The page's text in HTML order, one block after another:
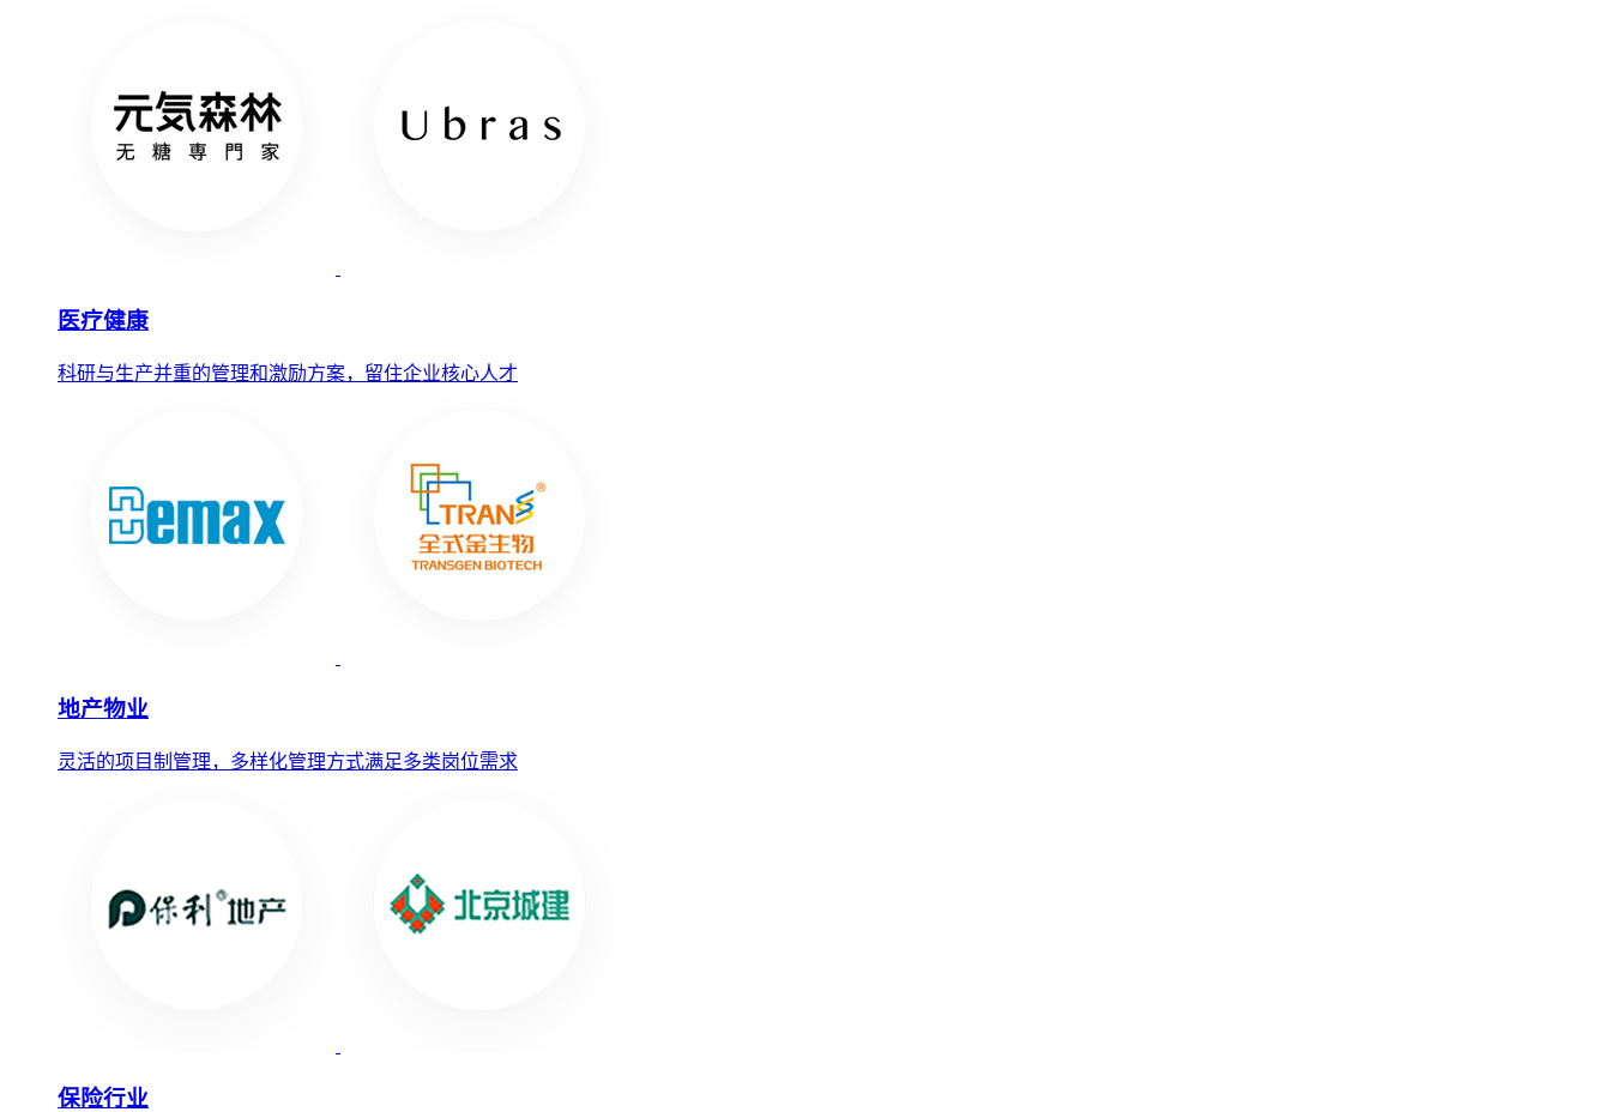
医疗健康
科研与生产并重的管理和激励方案，留住企业核心人才
地产物业
灵活的项目制管理，多样化管理方式满足多类岗位需求
保险行业